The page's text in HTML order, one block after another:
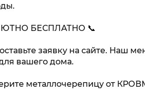
БЕСПЛАТНО 📞
заявку на сайте. Наш
вашего дома.
металлочерепицу от